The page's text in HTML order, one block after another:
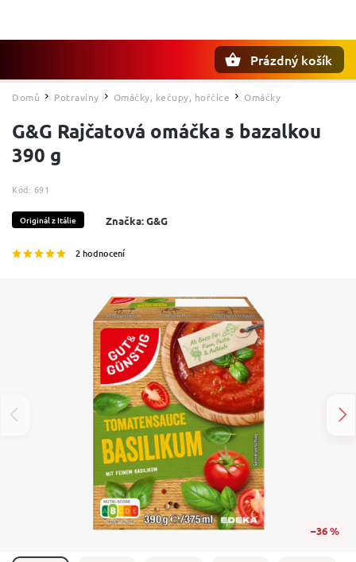
Prázdný košík
Domů / Potraviny / Omáčky, kečupy, hořčice / Omáčky
G&G Rajčatová omáčka s bazalkou
390 g
Kód: 691
Originál z Itálie
2 hodnocení
Značka:G&G
–36 %